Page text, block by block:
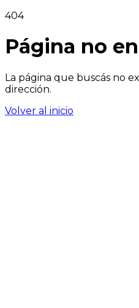
404
Página no
La página que buscás no
dirección.
Volver al inicio